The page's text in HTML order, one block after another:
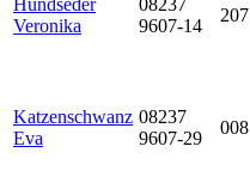
Hundseder
Veronika
08237
9607-14
207
Katzenschwanz
Eva
08237
9607-29
008